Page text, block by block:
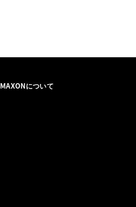
MAXONについて